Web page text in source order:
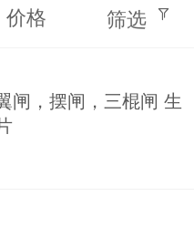
价格 筛选
闸，摆闸，三棍闸 生